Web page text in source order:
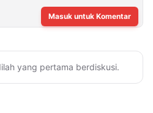
Masuk untuk Komentar
yang pertama berdiskusi.